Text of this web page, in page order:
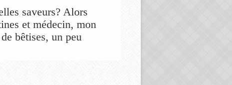
saveurs? Alors
et médecin, mon
bêtises, un peu